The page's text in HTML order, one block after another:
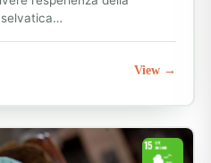
View →